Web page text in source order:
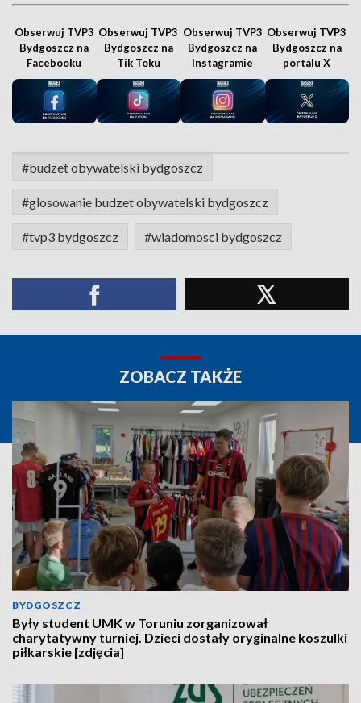
Obserwuj TVP3
Bydgoszcz na
Facebooku
Obserwuj TVP3
Bydgoszcz na
Tik Toku
Obserwuj TVP3
Bydgoszcz na
Instagramie
Obserwuj TVP3
Bydgoszcz na
portalu X
#budzet obywatelski bydgoszcz
#glosowanie budzet obywatelski bydgoszcz
#tvp3 bydgoszcz #wiadomosci bydgoszcz
ZOBACZ TAKŻE
BYDGOSZCZ
Były student UMK w Toruniu zorganizował
charytatywny turniej. Dzieci dostały oryginalne koszulki
piłkarskie [zdjęcia]